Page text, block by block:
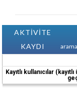
AKTİVİTE
KAYDI
Kayıtlı kullanıcılar